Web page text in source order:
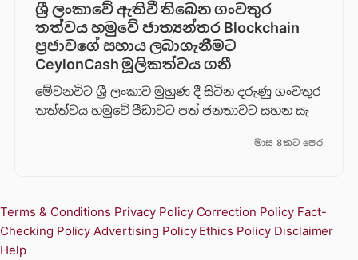
ශ්‍රී ලංකාවේ ඇතිවී තිබෙන ගංවතුර
තත්වය හමුවේ ජාත්‍යන්තර Blockchain
ප්‍රජාවගේ සහාය ලබාගැනීමට
CeylonCash මූලිකත්වය ග​නී
මේවනවිට ශ්‍රී ලංකාව මුහුණ දී සිටින දරුණු ගංවතුර
තත්ත්වය හමුවේ පීඩාවට පත් ජනතාවට සහන සැ
මාස 8කට පෙර
Terms & Conditions Privacy Policy Correction Policy Fact-
Checking Policy Advertising Policy Ethics Policy Disclaimer
Help